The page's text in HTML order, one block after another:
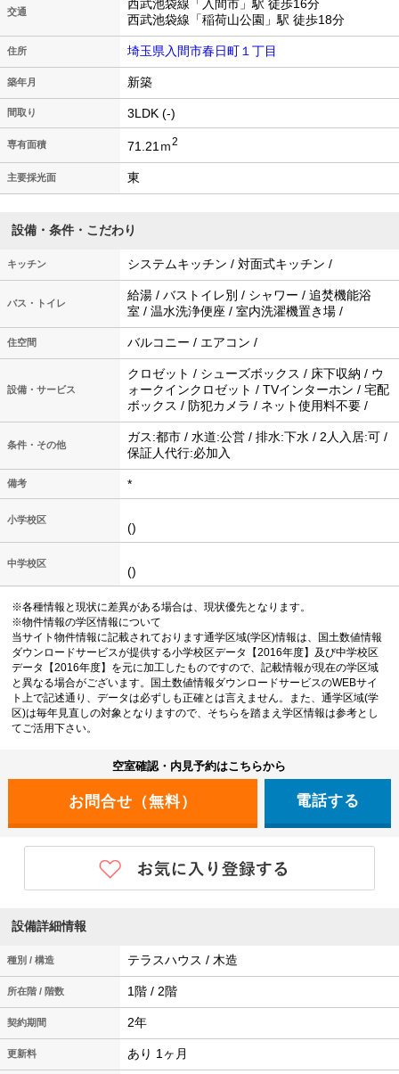
交通
西武池袋線「入間市」駅 徒歩16分
西武池袋線「稲荷山公園」駅 徒歩18分
住所 埼玉県入間市春日町１丁目
築年月 新築
間取り 3LDK (-)
専有面積 71.21ｍ2
主要採光面 東
設備・条件・こだわり
キッチン システムキッチン / 対面式キッチン /
バス・トイレ
給湯 / バストイレ別 / シャワー / 追焚機能浴
室 / 温水洗浄便座 / 室内洗濯機置き場 /
住空間 バルコニー / エアコン /
設備・サービス
クロゼット / シューズボックス / 床下収納 / ウ
ォークインクロゼット / TVインターホン / 宅配
ボックス / 防犯カメラ / ネット使用料不要 /
条件・その他
ガス:都市 / 水道:公営 / 排水:下水 / 2人入居:可 /
保証人代行:必加入
備考 *
小学校区
()
中学校区
()
※各種情報と現状に差異がある場合は、現状優先となります。
※物件情報の学区情報について
当サイト物件情報に記載されております通学区域(学区)情報は、国土数値情報
ダウンロードサービスが提供する小学校区データ【2016年度】及び中学校区
データ【2016年度】を元に加工したものですので、記載情報が現在の学区域
と異なる場合がございます。国土数値情報ダウンロードサービスのWEBサイ
ト上で記述通り、データは必ずしも正確とは言えません。また、通学区域(学
区)は毎年見直しの対象となりますので、そちらを踏まえ学区情報は参考とし
てご活用下さい。
空室確認・内見予約はこちらから
電話する
設備詳細情報
種別 / 構造 テラスハウス / 木造
所在階 / 階数 1階 / 2階
契約期間 2年
更新料 あり 1ヶ月